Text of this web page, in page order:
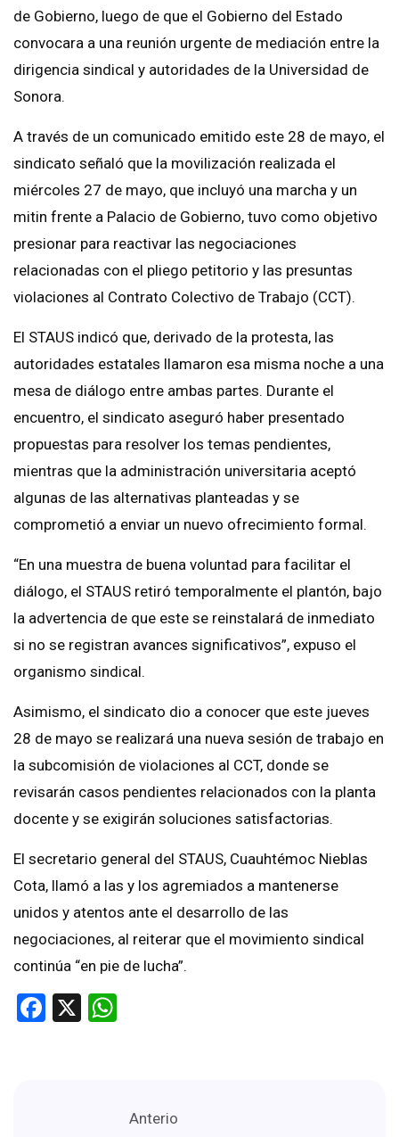
de Gobierno, luego de que el Gobierno del Estado
convocara a una reunión urgente de mediación entre la
dirigencia sindical y autoridades de la Universidad de
Sonora.
A través de un comunicado emitido este 28 de mayo, el
sindicato señaló que la movilización realizada el
miércoles 27 de mayo, que incluyó una marcha y un
mitin frente a Palacio de Gobierno, tuvo como objetivo
presionar para reactivar las negociaciones
relacionadas con el pliego petitorio y las presuntas
violaciones al Contrato Colectivo de Trabajo (CCT).
El STAUS indicó que, derivado de la protesta, las
autoridades estatales llamaron esa misma noche a una
mesa de diálogo entre ambas partes. Durante el
encuentro, el sindicato aseguró haber presentado
propuestas para resolver los temas pendientes,
mientras que la administración universitaria aceptó
algunas de las alternativas planteadas y se
comprometió a enviar un nuevo ofrecimiento formal.
“En una muestra de buena voluntad para facilitar el
diálogo, el STAUS retiró temporalmente el plantón, bajo
la advertencia de que este se reinstalará de inmediato
si no se registran avances significativos”, expuso el
organismo sindical.
Asimismo, el sindicato dio a conocer que este jueves
28 de mayo se realizará una nueva sesión de trabajo en
la subcomisión de violaciones al CCT, donde se
revisarán casos pendientes relacionados con la planta
docente y se exigirán soluciones satisfactorias.
El secretario general del STAUS, Cuauhtémoc Nieblas
Cota, llamó a las y los agremiados a mantenerse
unidos y atentos ante el desarrollo de las
negociaciones, al reiterar que el movimiento sindical
continúa “en pie de lucha”.
Facebook
X
Anterio